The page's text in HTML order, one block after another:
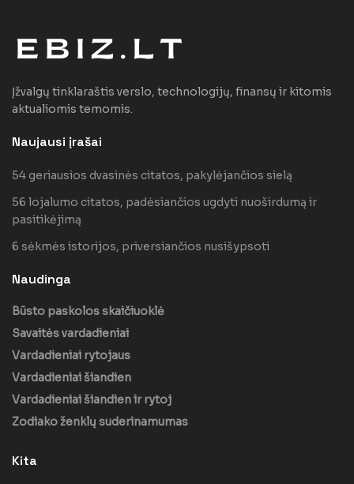
Įžvalgų tinklaraštis verslo, technologijų, finansų ir kitomis
aktualiomis temomis.
Naujausi įrašai
54 geriausios dvasinės citatos, pakylėjančios sielą
56 lojalumo citatos, padėsiančios ugdyti nuoširdumą ir
pasitikėjimą
6 sėkmės istorijos, priversiančios nusišypsoti
Naudinga
Būsto paskolos skaičiuoklė
Savaitės vardadieniai
Vardadieniai rytojaus
Vardadieniai šiandien
Vardadieniai šiandien ir rytoj
Zodiako ženklų suderinamumas
Kita